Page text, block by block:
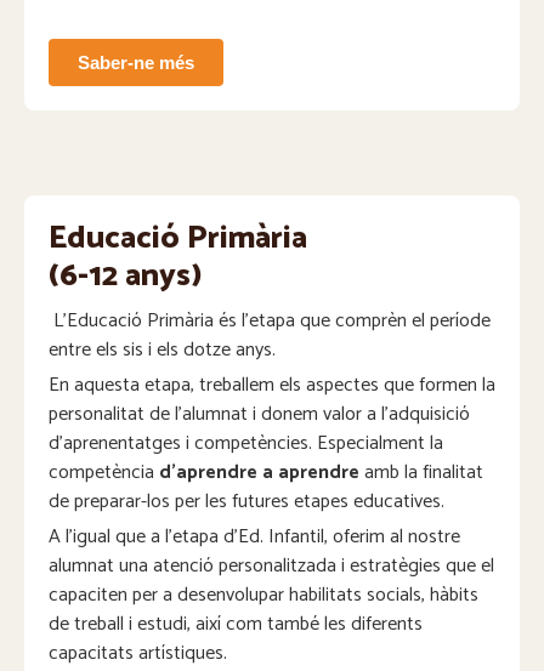
Saber-ne més
Educació Primària
(6-12 anys)
L’Educació Primària és l’etapa que comprèn el període
entre els sis i els dotze anys.
En aquesta etapa, treballem els aspectes que formen la
personalitat de l’alumnat i donem valor a l’adquisició
d’aprenentatges i competències. Especialment la
competència d’aprendre a aprendreamb la finalitat
de preparar-los per les futures etapes educatives.
A l’igual que a l’etapa d’Ed. Infantil, oferim al nostre
alumnat una atenció personalitzada i estratègies que el
capaciten per a desenvolupar habilitats socials, hàbits
de treball i estudi, així com també les diferents
capacitats artístiques.